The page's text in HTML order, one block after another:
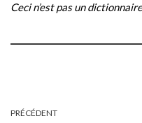
Ceci n’est pas un
PRÉCÉDENT